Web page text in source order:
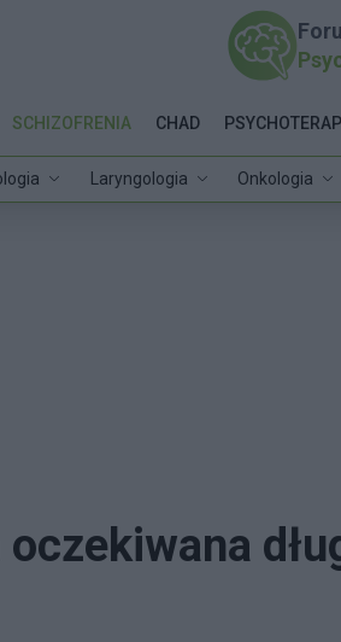
Laryngologia Onkologia
SCHIZOFRENIA CHAD